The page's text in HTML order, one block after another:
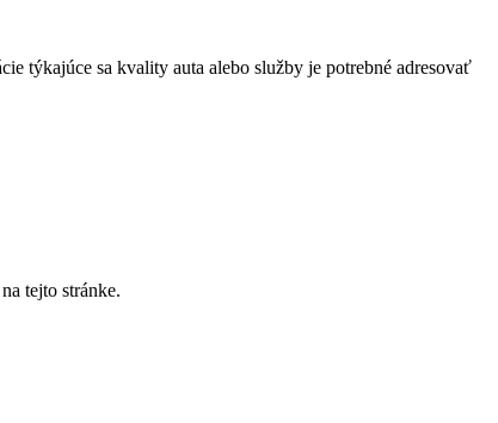
týkajúce sa kvality auta alebo služby je potrebné adresovať
tejto stránke.